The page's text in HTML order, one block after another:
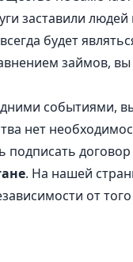
заставили
будет
займов,
нет
подписать
. На нашей
от